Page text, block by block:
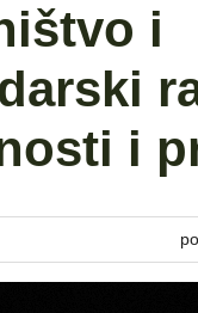
i
i